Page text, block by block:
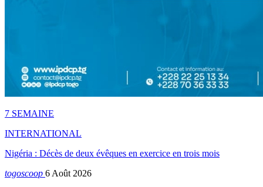
7 SEMAINE
INTERNATIONAL
Nigéria : Décès de deux évêques en exercice en trois mois
togoscoop 6 Août 2026